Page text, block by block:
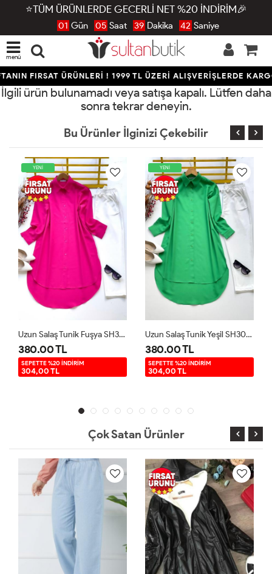
⭐TÜM ÜRÜNLERDE GECERLİ NET %20 İNDİRİM🎉
01 Gün 05 Saat 39 Dakika 42 Saniye
menü
FIRSAT ÜRÜNLERİ ! 1999 TL ÜZERİ ALIŞVERİŞLERDE
İlgili ürün bulunamadı veya satışa kapalı. Lütfen daha
sonra tekrar deneyin.
Bu Ürünler İlginizi Çekebilir
YENİ
Uzun Salaş Tunik Fuşya SH3092
380.00 TL
SEPETTE %20 İNDİRİM
304,00 TL
YENİ
Uzun Salaş Tunik Yeşil SH3092
380.00 TL
SEPETTE %20 İNDİRİM
304,00 TL
Çok Satan Ürünler